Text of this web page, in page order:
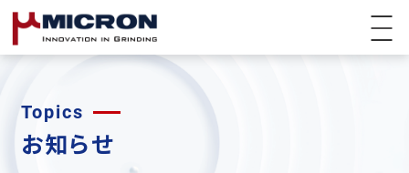
Topics
お知らせ